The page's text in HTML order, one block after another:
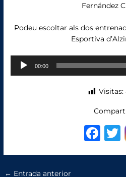
Fernández
Podeu escoltar als dos
Esportiva
00:00
Visitas:
F
← Entrada anterior